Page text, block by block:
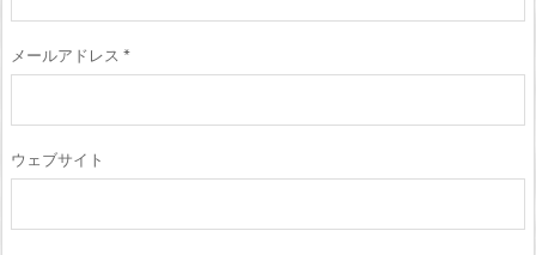
メールアドレス *
ウェブサイト